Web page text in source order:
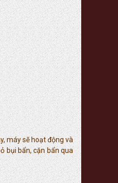
máy sẽ hoạt động và
bụi bẩn, cặn bẩn qua